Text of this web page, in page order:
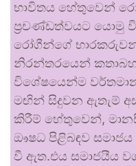
භාවිතය හේතුවෙන්
ප්‍රචණ්ඩත්වයට යොමු
රෝගීන්ගේ
නිරන්තරයෙන්
විශේෂයෙන්ම
මඟින් සිදුවන ඇතැම්
කිරීම් හේතුවෙන්,
ඖෂධ පිළිබඳව
වී ඇත.එය සමාජයීය